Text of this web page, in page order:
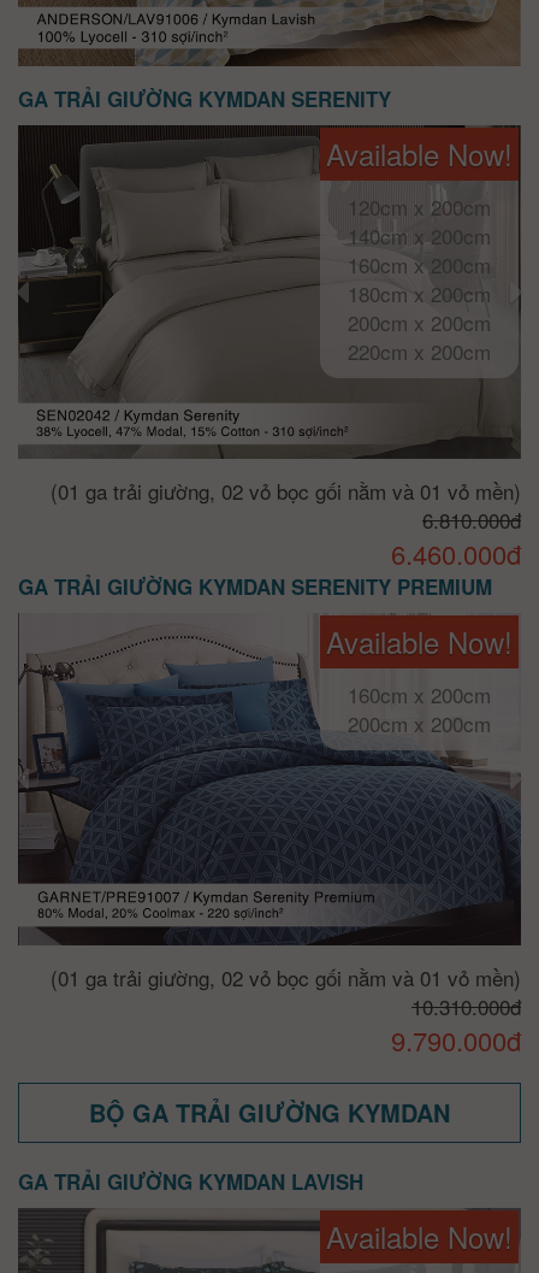
GA TRẢI GIƯỜNG KYMDAN SERENITY
Available Now!
120cm x 200cm
140cm x 200cm
160cm x 200cm
180cm x 200cm
200cm x 200cm
220cm x 200cm
(01 ga trải giường, 02 vỏ bọc gối nằm và 01 vỏ mền)
6.810.000đ
6.460.000đ
GA TRẢI GIƯỜNG KYMDAN SERENITY PREMIUM
Available Now!
160cm x 200cm
200cm x 200cm
(01 ga trải giường, 02 vỏ bọc gối nằm và 01 vỏ mền)
10.310.000đ
9.790.000đ
BỘ GA TRẢI GIƯỜNG KYMDAN
GA TRẢI GIƯỜNG KYMDAN LAVISH
Available Now!